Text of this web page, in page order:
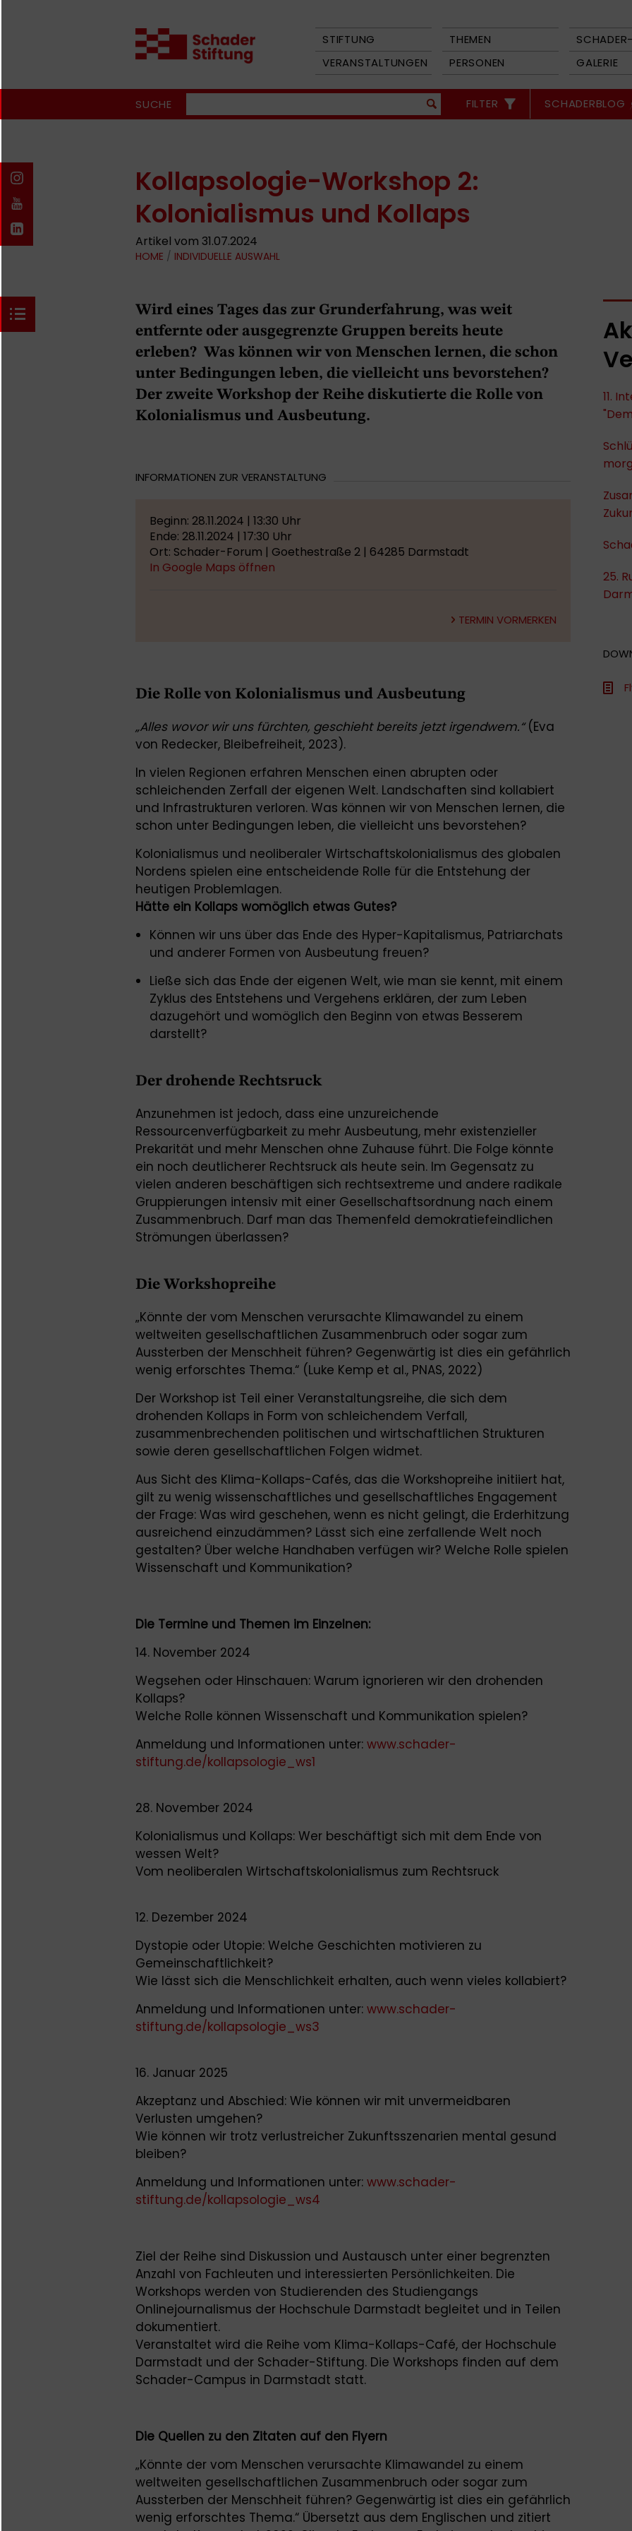
STIFTUNG THEMEN
VERANSTALTUNGEN
PERSONEN GALERIE
SUCHE FILTER SCHADERBLOG
Kollapsologie-Workshop 2:
Kolonialismus und Kollaps
Artikel vom 31.07.2024
HOME / INDIVIDUELLE AUSWAHL
Wird eines Tages das zur Grunderfahrung, was weit
entfernte oder ausgegrenzte Gruppen bereits heute
erleben? Was können wir von Menschen lernen, die schon
unter Bedingungen leben, die vielleicht uns bevorstehen?
Der zweite Workshop der Reihe diskutierte die Rolle von
Kolonialismus und Ausbeutung.
INFORMATIONEN ZUR VERANSTALTUNG
Beginn: 28.11.2024 | 13:30 Uhr
Ende: 28.11.2024 | 17:30 Uhr
Ort: Schader-Forum | Goethestraße 2 | 64285 Darmstadt
In Google Maps öffnen
TERMIN VORMERKEN
Die Rolle von Kolonialismus und Ausbeutung
„Alles wovor wir uns fürchten, geschieht bereits jetzt irgendwem.“(Eva
von Redecker, Bleibefreiheit, 2023).
In vielen Regionen erfahren Menschen einen abrupten oder
schleichenden Zerfall der eigenen Welt. Landschaften sind kollabiert
und Infrastrukturen verloren. Was können wir von Menschen lernen, die
schon unter Bedingungen leben, die vielleicht uns bevorstehen?
Kolonialismus und neoliberaler Wirtschaftskolonialismus des globalen
Nordens spielen eine entscheidende Rolle für die Entstehung der
heutigen Problemlagen.
Hätte ein Kollaps womöglich etwas Gutes?
Können wir uns über das Ende des Hyper-Kapitalismus, Patriarchats
und anderer Formen von Ausbeutung freuen?
Ließe sich das Ende der eigenen Welt, wie man sie kennt, mit einem
Zyklus des Entstehens und Vergehens erklären, der zum Leben
dazugehört und womöglich den Beginn von etwas Besserem
darstellt?
Der drohende Rechtsruck
Anzunehmen ist jedoch, dass eine unzureichende
Ressourcenverfügbarkeit zu mehr Ausbeutung, mehr existenzieller
Prekarität und mehr Menschen ohne Zuhause führt. Die Folge könnte
ein noch deutlicherer Rechtsruck als heute sein. Im Gegensatz zu
vielen anderen beschäftigen sich rechtsextreme und andere radikale
Gruppierungen intensiv mit einer Gesellschaftsordnung nach einem
Zusammenbruch. Darf man das Themenfeld demokratiefeindlichen
Strömungen überlassen?
Die Workshopreihe
„Könnte der vom Menschen verursachte Klimawandel zu einem
weltweiten gesellschaftlichen Zusammenbruch oder sogar zum
Aussterben der Menschheit führen? Gegenwärtig ist dies ein gefährlich
wenig erforschtes Thema.“ (Luke Kemp et al., PNAS, 2022)
Der Workshop ist Teil einer Veranstaltungsreihe, die sich dem
drohenden Kollaps in Form von schleichendem Verfall,
zusammenbrechenden politischen und wirtschaftlichen Strukturen
sowie deren gesellschaftlichen Folgen widmet.
Aus Sicht des Klima-Kollaps-Cafés, das die Workshopreihe initiiert hat,
gilt zu wenig wissenschaftliches und gesellschaftliches Engagement
der Frage: Was wird geschehen, wenn es nicht gelingt, die Erderhitzung
ausreichend einzudämmen? Lässt sich eine zerfallende Welt noch
gestalten? Über welche Handhaben verfügen wir? Welche Rolle spielen
Wissenschaft und Kommunikation?
Die Termine und Themen im Einzelnen:
14. November 2024
Wegsehen oder Hinschauen: Warum ignorieren wir den drohenden
Kollaps?
Welche Rolle können Wissenschaft und Kommunikation spielen?
Anmeldung und Informationen unter: www.schader-
stiftung.de/kollapsologie_ws1
28. November 2024
Kolonialismus und Kollaps: Wer beschäftigt sich mit dem Ende von
wessen Welt?
Vom neoliberalen Wirtschaftskolonialismus zum Rechtsruck
12. Dezember 2024
Dystopie oder Utopie: Welche Geschichten motivieren zu
Gemeinschaftlichkeit?
Wie lässt sich die Menschlichkeit erhalten, auch wenn vieles kollabiert?
Anmeldung und Informationen unter: www.schader-
stiftung.de/kollapsologie_ws3
16. Januar 2025
Akzeptanz und Abschied: Wie können wir mit unvermeidbaren
Verlusten umgehen?
Wie können wir trotz verlustreicher Zukunftsszenarien mental gesund
bleiben?
Anmeldung und Informationen unter: www.schader-
stiftung.de/kollapsologie_ws4
Ziel der Reihe sind Diskussion und Austausch unter einer begrenzten
Anzahl von Fachleuten und interessierten Persönlichkeiten. Die
Workshops werden von Studierenden des Studiengangs
Onlinejournalismus der Hochschule Darmstadt begleitet und in Teilen
dokumentiert.
Veranstaltet wird die Reihe vom Klima-Kollaps-Café, der Hochschule
Darmstadt und der Schader-Stiftung. Die Workshops finden auf dem
Schader-Campus in Darmstadt statt.
Die Quellen zu den Zitaten auf den Flyern
„Könnte der vom Menschen verursachte Klimawandel zu einem
weltweiten gesellschaftlichen Zusammenbruch oder sogar zum
Aussterben der Menschheit führen? Gegenwärtig ist dies ein gefährlich
wenig erforschtes Thema.“ Übersetzt aus dem Englischen und zitiert
11.
25.